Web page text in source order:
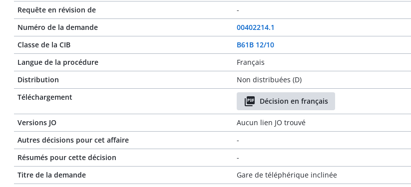
Requête en révision de
-
Numéro de la demande
00402214.1
Classe de la CIB
B61B 12/10
Langue de la procédure
Français
Distribution
Non distribuées (D)
Téléchargement
Décision en français
Versions JO
Aucun lien JO trouvé
Autres décisions pour cet affaire
-
Résumés pour cette décision
-
Titre de la demande
Gare de téléphérique inclinée